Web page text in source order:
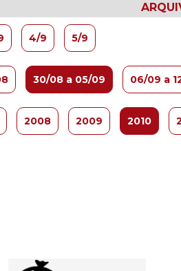
4/9 5/9
30/08 a 05/09 06/09 a
2008 2009 2010